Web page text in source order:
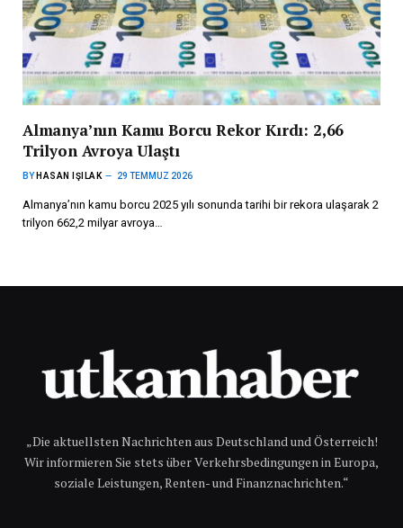
Almanya’nın Kamu Borcu Rekor Kırdı: 2,66
Trilyon Avroya Ulaştı
BY HASAN IŞILAK 29 TEMMUZ 2026
Almanya’nın kamu borcu 2025 yılı sonunda tarihi bir rekora ulaşarak 2
trilyon 662,2 milyar avroya…
„Die aktuellsten Nachrichten aus Deutschland und Österreich!
Wir informieren Sie stets über Verkehrsbedingungen in Europa,
soziale Leistungen, Renten- und Finanznachrichten.“